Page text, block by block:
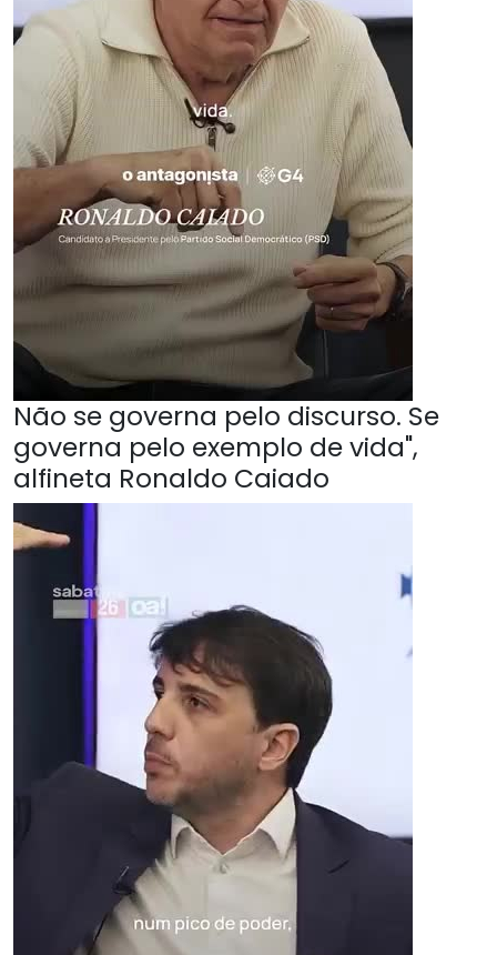
Não se governa pelo discurso. Se
governa pelo exemplo de vida",
alfineta Ronaldo Caiado